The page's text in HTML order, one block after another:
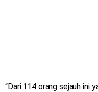
“Dari 114 orang sejauh ini